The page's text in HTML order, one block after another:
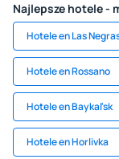
Najlepsze hotele -
Hotele en Las
Hotele en Rossano
Hotele en Baykal'sk
Hotele en Horlivka